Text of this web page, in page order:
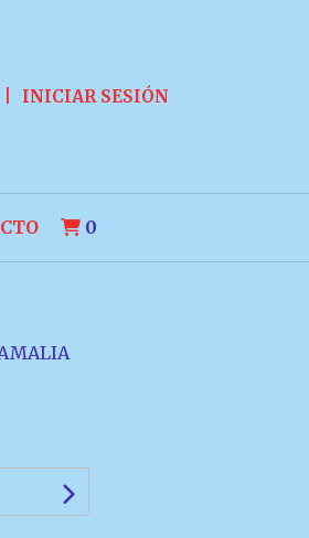
INICIAR SESIÓN
0